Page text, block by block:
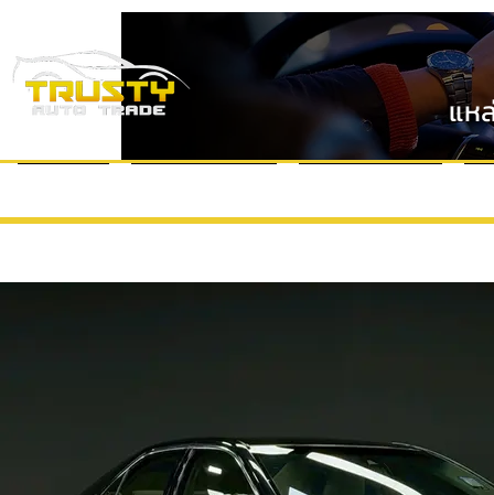
แห